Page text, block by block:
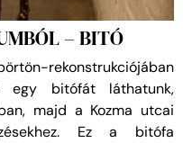
– BITÓ
rekonstrukciójában
egy bitófát láthatunk,
majd a Kozma utcai
Ez a bitófa